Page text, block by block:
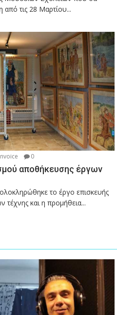
από τις 28 Μαρτίου...
0
αποθήκευσης έργων
το έργο επισκευής
τέχνης και η προμήθεια...